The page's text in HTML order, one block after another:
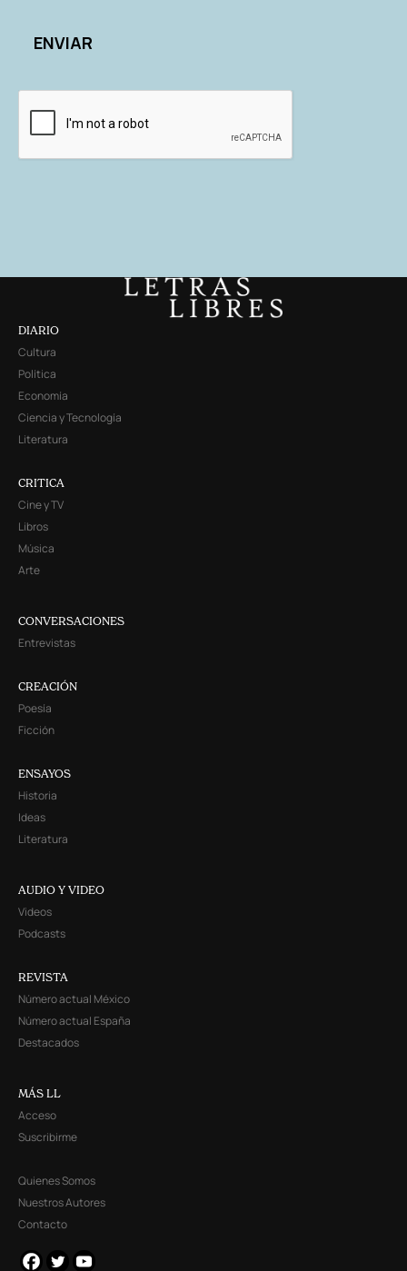
DIARIO
Cultura
Política
Economía
Ciencia y Tecnología
Literatura
CRITICA
Cine y TV
Libros
Música
Arte
CONVERSACIONES
Entrevistas
CREACIÓN
Poesía
Ficción
ENSAYOS
Historia
Ideas
Literatura
AUDIO Y VIDEO
Videos
Podcasts
REVISTA
Número actual México
Número actual España
Destacados
MÁS LL
Acceso
Suscribirme
Quienes Somos
Nuestros Autores
Contacto